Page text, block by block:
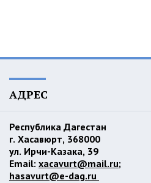
АДРЕС
Республика Дагестан
г. Хасавюрт, 368000
ул. Ирчи-Казака, 39
Email: xacavurt@mail.ru;
hasavurt@e-dag.ru